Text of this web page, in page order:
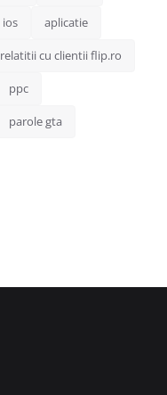
ios aplicatie
relatitii cu clientii flip.ro
ppc
parole gta